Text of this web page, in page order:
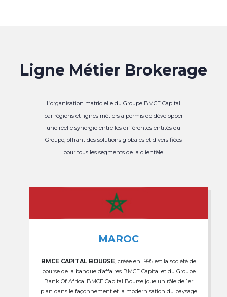
Ligne Métier Brokerage
L’organisation matricielle du Groupe BMCE Capital
par régions et lignes métiers a permis de développer
une réelle synergie entre les différentes entités du
Groupe, offrant des solutions globales et diversifiées
pour tous les segments de la clientèle.
MAROC
BMCE CAPITAL BOURSE , créée en 1995 est la société de
bourse de la banque d’affaires BMCE Capital et du Groupe
Bank Of Africa. BMCE Capital Bourse joue un rôle de 1er
plan dans le façonnement et la modernisation du paysage